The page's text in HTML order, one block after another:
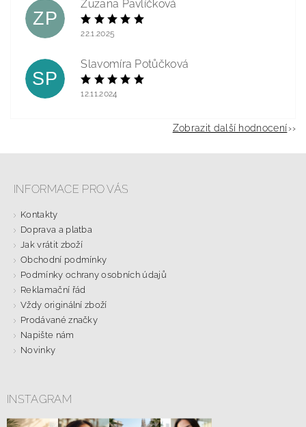
ZP
Zuzana Pavlíčková
22.1.2025
SP
Slavomíra Potůčková
12.11.2024
Zobrazit další hodnocení
INFORMACE PRO VÁS
Kontakty
Doprava a platba
Jak vrátit zboží
Obchodní podmínky
Podmínky ochrany osobních údajů
Reklamační řád
Vždy originální zboží
Prodávané značky
Napište nám
Novinky
INSTAGRAM